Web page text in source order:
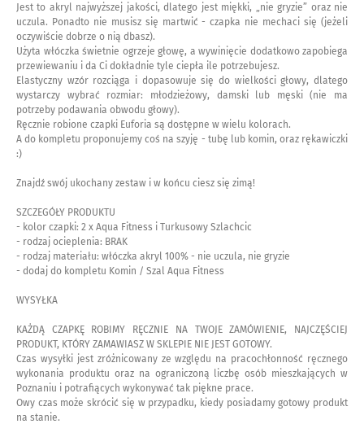
Jest to akryl najwyższej jakości, dlatego jest miękki, „nie gryzie” oraz nie
uczula. Ponadto nie musisz się martwić - czapka nie mechaci się (jeżeli
oczywiście dobrze o nią dbasz).
Użyta włóczka świetnie ogrzeje głowę, a wywinięcie dodatkowo zapobiega
przewiewaniu i da Ci dokładnie tyle ciepła ile potrzebujesz.
Elastyczny wzór rozciąga i dopasowuje się do wielkości głowy, dlatego
wystarczy wybrać rozmiar: młodzieżowy, damski lub męski (nie ma
potrzeby podawania obwodu głowy).
Ręcznie robione czapki Euforia są dostępne w wielu kolorach.
A do kompletu proponujemy coś na szyję - tubę lub komin, oraz rękawiczki
:)
Znajdź swój ukochany zestaw i w końcu ciesz się zimą!
SZCZEGÓŁY PRODUKTU
- kolor czapki: 2 x Aqua Fitness i Turkusowy Szlachcic
- rodzaj ocieplenia: BRAK
- rodzaj materiału: włóczka akryl 100% - nie uczula, nie gryzie
- dodaj do kompletu Komin / Szal Aqua Fitness
WYSYŁKA
KAŻDĄ CZAPKĘ ROBIMY RĘCZNIE NA TWOJE ZAMÓWIENIE, NAJCZĘŚCIEJ
PRODUKT, KTÓRY ZAMAWIASZ W SKLEPIE NIE JEST GOTOWY.
Czas wysyłki jest zróżnicowany ze względu na pracochłonność ręcznego
wykonania produktu oraz na ograniczoną liczbę osób mieszkających w
Poznaniu i potrafiących wykonywać tak piękne prace.
Owy czas może skrócić się w przypadku, kiedy posiadamy gotowy produkt
na stanie.